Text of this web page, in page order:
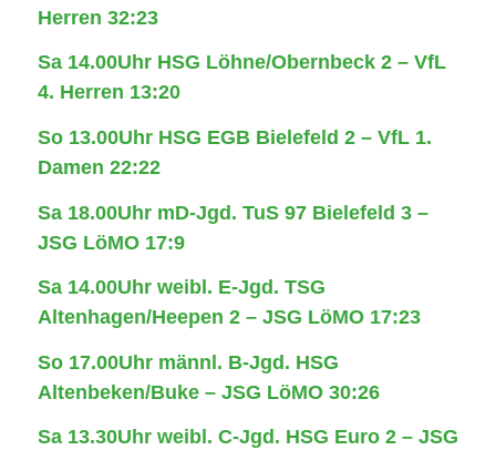
Herren 32:23
Sa 14.00Uhr HSG Löhne/Obernbeck 2 – VfL
4. Herren 13:20
So 13.00Uhr HSG EGB Bielefeld 2 – VfL 1.
Damen 22:22
Sa 18.00Uhr mD-Jgd. TuS 97 Bielefeld 3 –
JSG LöMO 17:9
Sa 14.00Uhr weibl. E-Jgd. TSG
Altenhagen/Heepen 2 – JSG LöMO 17:23
So 17.00Uhr männl. B-Jgd. HSG
Altenbeken/Buke – JSG LöMO 30:26
Sa 13.30Uhr weibl. C-Jgd. HSG Euro 2 – JSG